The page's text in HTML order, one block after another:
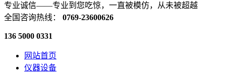
专业诚信——专业到您吃惊，一直被模仿，从未被超越
全国咨询热线： 0769-23600626
136 5000 0331
网站首页
仪器设备